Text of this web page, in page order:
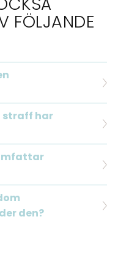
FÖLJANDE
straff har
den?